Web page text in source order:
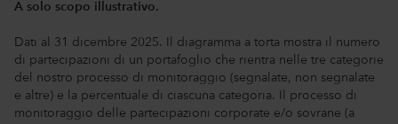
A solo scopo illustrativo.
Dati al 31 dicembre 2025. Il diagramma a torta mostra il numero
di partecipazioni di un portafoglio che rientra nelle tre categorie
del nostro processo di monitoraggio (segnalate, non segnalate
e altre) e la percentuale di ciascuna categoria. Il processo di
monitoraggio delle partecipazioni corporate e/o sovrane (a